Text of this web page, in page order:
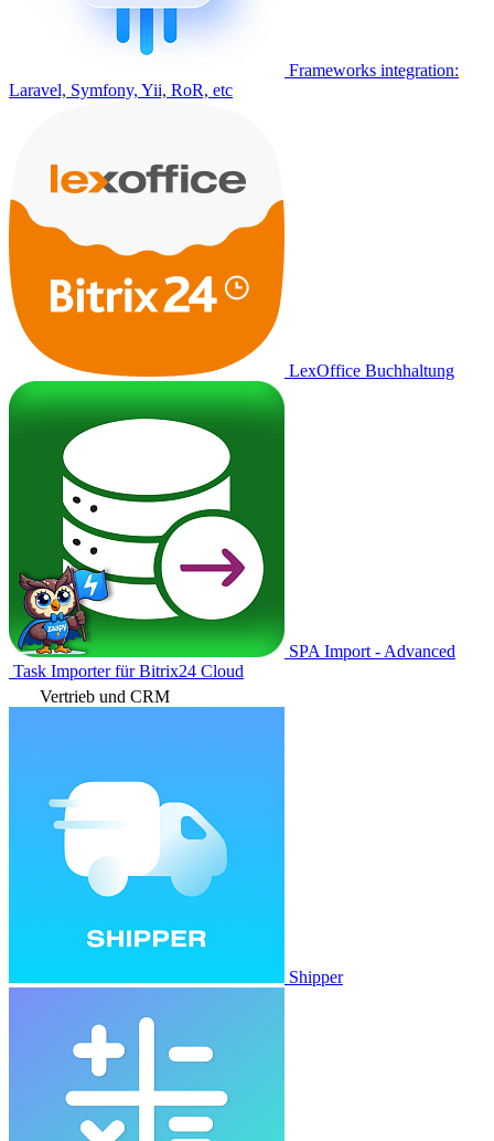
Frameworks integration:
Laravel, Symfony, Yii, RoR, etc
LexOffice Buchhaltung
SPA Import - Advanced
Task Importer für Bitrix24 Cloud
Vertrieb und CRM
Shipper